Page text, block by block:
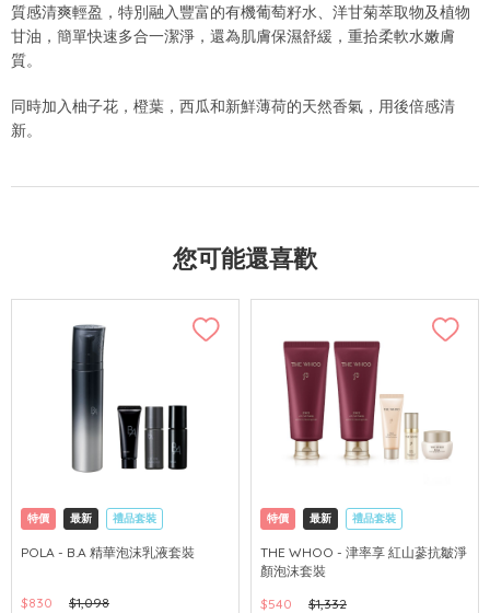
質感清爽輕盈，特別融入豐富的有機葡萄籽水、洋甘菊萃取物及植物
甘油，簡單快速多合一潔淨，還為肌膚保濕舒緩，重拾柔軟水嫩膚
質。
同時加入柚子花，橙葉，西瓜和新鮮薄荷的天然香氣，用後倍感清
新。
您可能還喜歡
特價 最新 禮品套裝
網購店取 可中國內地配送
POLA - B.A 精華泡沫乳液套裝
$830 $1,098
特價 最新 禮品套裝
網購店取 可中國內地配送
THE WHOO - 津率享 紅山蔘抗皺淨
顏泡沫套裝
$540
$1,332